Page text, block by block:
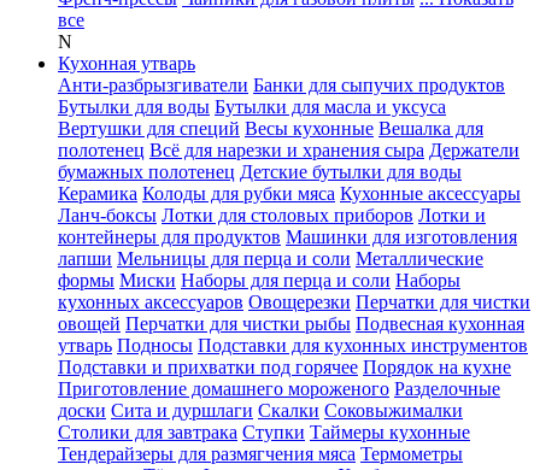
все
N
Кухонная утварь
Анти-разбрызгиватели Банки для сыпучих продуктов
Бутылки для воды Бутылки для масла и уксуса
Вертушки для специй Весы кухонные Вешалка для
полотенец Всё для нарезки и хранения сыра Держатели
бумажных полотенец Детские бутылки для воды
Керамика Колоды для рубки мяса Кухонные аксессуары
Ланч-боксы Лотки для столовых приборов Лотки и
контейнеры для продуктов Машинки для изготовления
лапши Мельницы для перца и соли Металлические
формы Миски Наборы для перца и соли Наборы
кухонных аксессуаров Овощерезки Перчатки для чистки
овощей Перчатки для чистки рыбы Подвесная кухонная
утварь Подносы Подставки для кухонных инструментов
Подставки и прихватки под горячее Порядок на кухне
Приготовление домашнего мороженого Разделочные
доски Сита и дуршлаги Скалки Соковыжималки
Столики для завтрака Ступки Таймеры кухонные
Тендерайзеры для размягчения мяса Термометры